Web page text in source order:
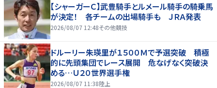
【シャーガーＣ】武豊騎手とルメール騎手の騎乗馬
が決定！ 各チームの出場騎手も ＪＲＡ発表
2026/08/07 12:48その他競技
ドルーリー朱瑛里が１５００Ｍで予選突破 積極
的に先頭集団でレース展開 危なげなく突破決
める…Ｕ２０世界選手権
2026/08/07 11:38陸上